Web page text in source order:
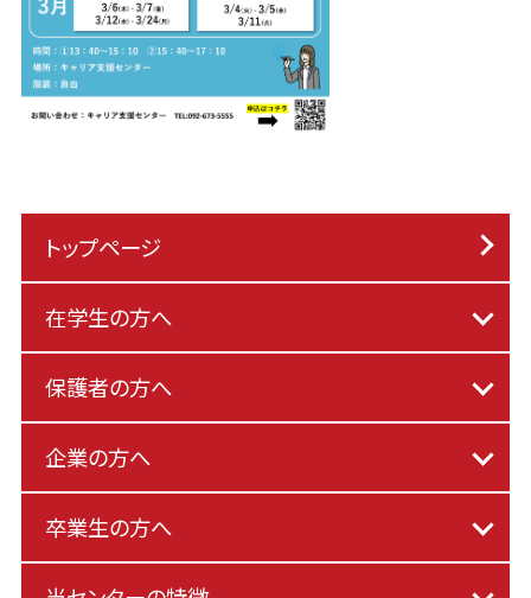
トップページ
在学生の方へ
保護者の方へ
企業の方へ
卒業生の方へ